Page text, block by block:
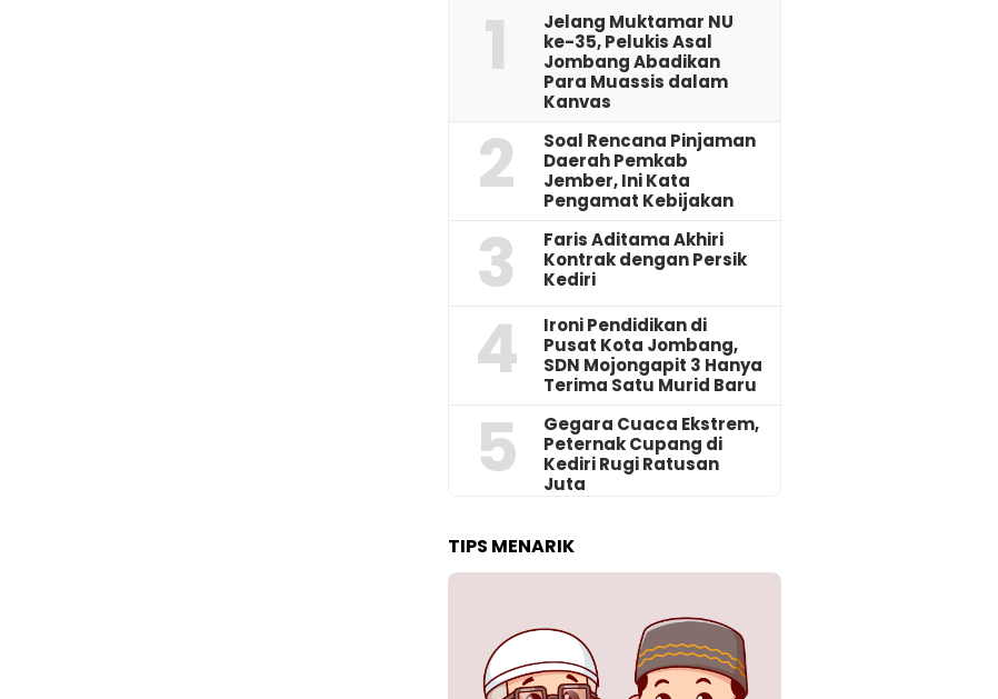
1
Jelang Muktamar NU
ke-35, Pelukis Asal
Jombang Abadikan
Para Muassis dalam
Kanvas
2
‎Soal Rencana Pinjaman
Daerah Pemkab
Jember, Ini Kata
Pengamat Kebijakan ‎
3
Faris Aditama Akhiri
Kontrak dengan Persik
Kediri
4
Ironi Pendidikan di
Pusat Kota Jombang,
SDN Mojongapit 3 Hanya
Terima Satu Murid Baru
5
‎Gegara Cuaca Ekstrem,
Peternak Cupang di
Kediri Rugi Ratusan
Juta
TIPS MENARIK